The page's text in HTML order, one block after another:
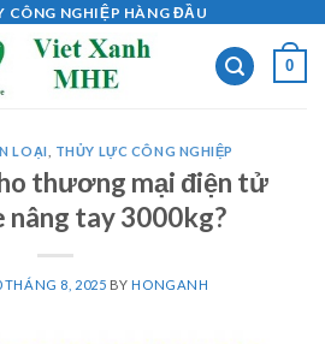
CÔNG NGHIỆP HÀNG ĐẦU
0
LOẠI THỦY LỰC CÔNG NGHIỆP
thương mại điện tử
nâng tay 3000kg?
THÁNG 8, 2025 BYHONGANH